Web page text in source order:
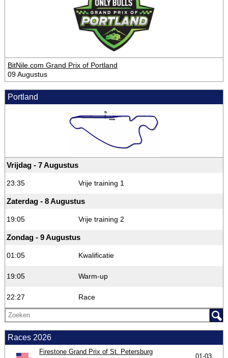
BitNile.com Grand Prix of Portland
09 Augustus
Portland
Vrijdag - 7 Augustus
23:35 Vrije training 1
Zaterdag - 8 Augustus
19:05 Vrije training 2
Zondag - 9 Augustus
01:05 Kwalificatie
19:05 Warm-up
22:27 Race
Races 2026
Firestone Grand Prix of St. Petersburg
01-03